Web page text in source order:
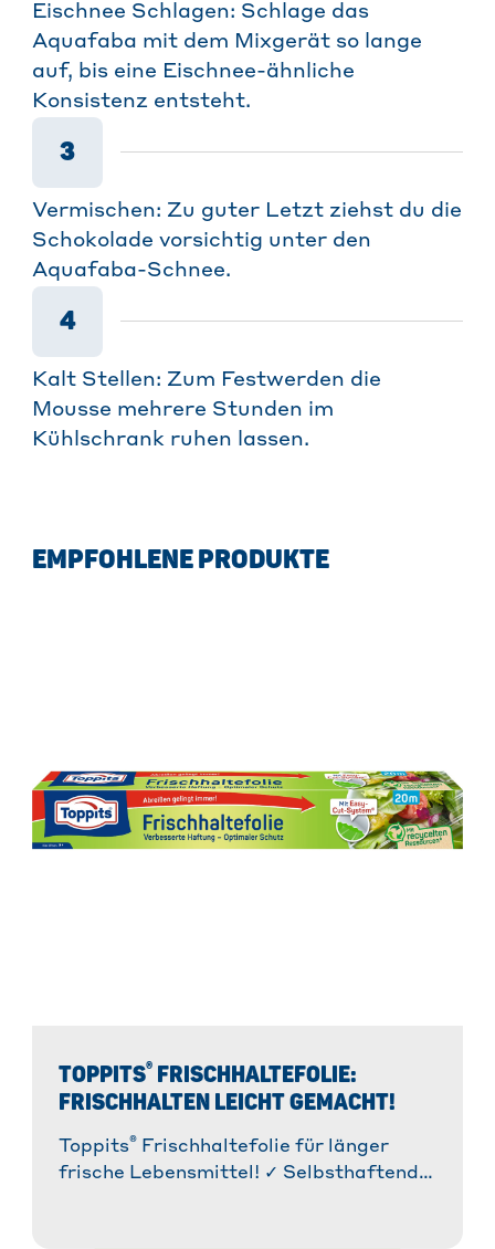
Eischnee Schlagen: Schlage das
Aquafaba mit dem Mixgerät so lange
auf, bis eine Eischnee-ähnliche
Konsistenz entsteht.
3
Vermischen: Zu guter Letzt ziehst du die
Schokolade vorsichtig unter den
Aquafaba-Schnee.
4
Kalt Stellen: Zum Festwerden die
Mousse mehrere Stunden im
Kühlschrank ruhen lassen.
EMPFOHLENE PRODUKTE
TOPPITS® FRISCHHALTEFOLIE:
FRISCHHALTEN LEICHT GEMACHT!
Toppits® Frischhaltefolie für länger
frische Lebensmittel! ✓ Selbsthaftend &